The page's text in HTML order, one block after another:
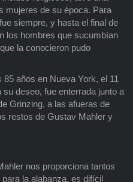
mujeres de su época. Para
siempre, y hasta el final de
los hombres que sucumbían
la conocieron pudo
años en Nueva York, el 11
deseo, fue enterrada junto a
Grinzing, a las afueras de
restos de Gustav Mahler y
nos proporciona tantos
la alabanza, es difícil